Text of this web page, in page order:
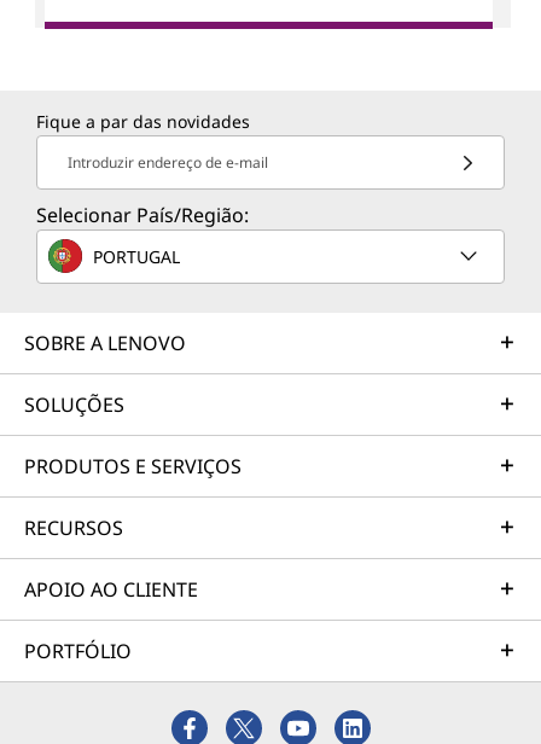
Fique a par das novidades
Introduzir endereço de e-mail
Selecionar País/Região:
PORTUGAL
SOBRE A LENOVO
SOLUÇÕES
PRODUTOS E SERVIÇOS
RECURSOS
APOIO AO CLIENTE
PORTFÓLIO